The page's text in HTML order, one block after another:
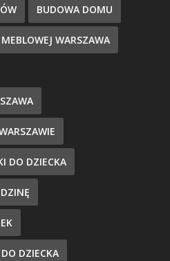
BUDOWA DOMU
WARSZAWA
DO DZIECKA
DZIECKA